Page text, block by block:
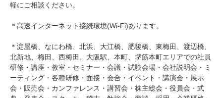
軽にご相談ください。
＊高速インターネット接続環境(Wi-Fi)あります。
＊淀屋橋、なにわ橋、北浜、大江橋、肥後橋、東梅田、渡辺橋、
北新地、梅田、西梅田、大阪駅、本町、堺筋本町エリアでの社員
研修・講座・教室・セミナー・会議・試験会場・会社説明会・ミ
ーティング・各種研修・面接・会合・イベント・講演会・展示
会・販売会・カンファレンス・講習会・株主総会・役員会・式